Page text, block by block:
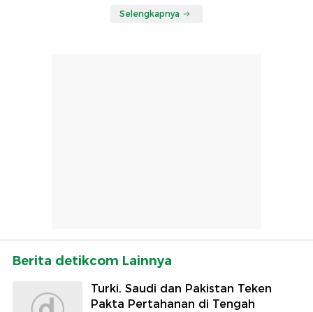
Selengkapnya
Berita detikcom Lainnya
Turki, Saudi dan Pakistan Teken
Pakta Pertahanan di Tengah